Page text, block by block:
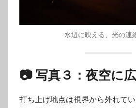
水辺に映える、光の連
📷 写真３：夜空に
打ち上げ地点は視界から外れて